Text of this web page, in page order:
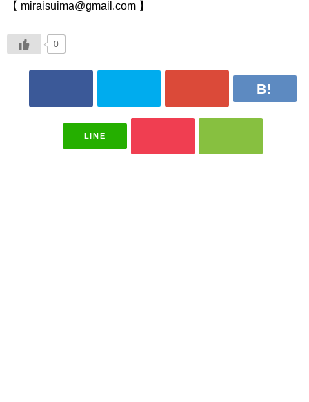
【 miraisuima@gmail.com 】
0
LINE